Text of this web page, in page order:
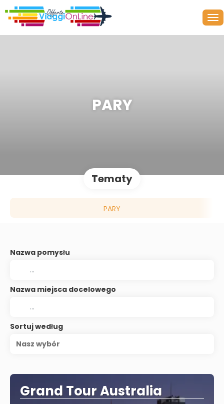
PARY
Tematy
PARY
Nazwa pomysłu
Nazwa miejsca docelowego
Sortuj według
Nasz wybór
Grand Tour Australia